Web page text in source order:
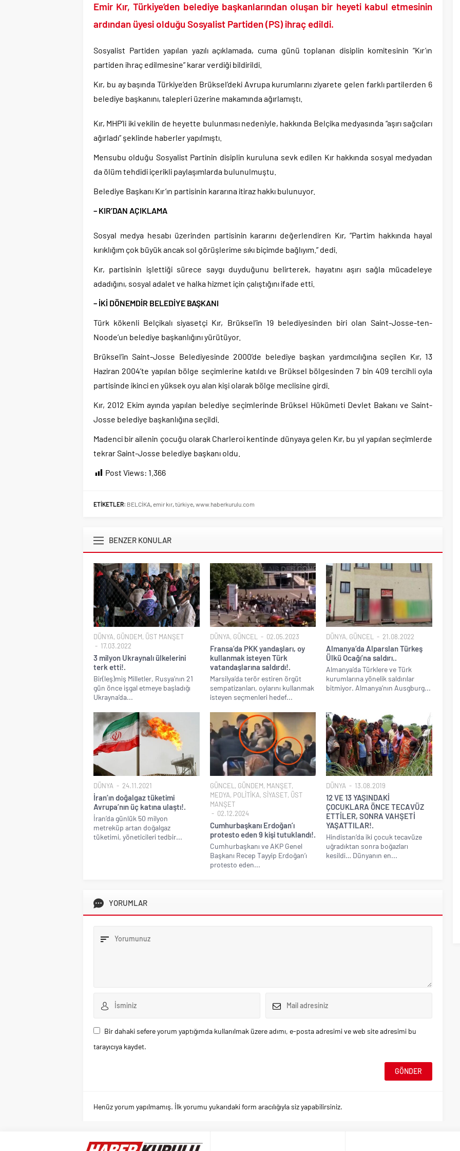
Donald Trump’ın İran saldırılarını durdurma kararını Netanyahu da sosyal medyadan öğrendi..
Günlerdir İran’a tehditler savurarak atıp tutan Trump yine kıvırdı!.
Merkez Bankası’ndan Kripto Varlık Merkezi Kayıt Sistemi’ne onay..
Emir Kır, Türkiye’den belediye başkanlarından oluşan bir heyeti kabul etmesinin
ardından üyesi olduğu Sosyalist Partiden (PS) ihraç edildi.
Sosyalist Partiden yapılan yazılı açıklamada, cuma günü toplanan disiplin komitesinin “Kır’ın
partiden ihraç edilmesine” karar verdiği bildirildi.
Kır, bu ay başında Türkiye’den Brüksel’deki Avrupa kurumlarını ziyarete gelen farklı partilerden 6
belediye başkanını, talepleri üzerine makamında ağırlamıştı.
Kır, MHP’li iki vekilin de heyette bulunması nedeniyle, hakkında Belçika medyasında “aşırı sağcıları
ağırladı” şeklinde haberler yapılmıştı.
Mensubu olduğu Sosyalist Partinin disiplin kuruluna sevk edilen Kır hakkında sosyal medyadan
da ölüm tehdidi içerikli paylaşımlarda bulunulmuştu.
Belediye Başkanı Kır’ın partisinin kararına itiraz hakkı bulunuyor.
– KIR’DAN AÇIKLAMA
Sosyal medya hesabı üzerinden partisinin kararını değerlendiren Kır, “Partim hakkında hayal
kırıklığım çok büyük ancak sol görüşlerime sıkı biçimde bağlıyım.” dedi.
Kır, partisinin işlettiği sürece saygı duyduğunu belirterek, hayatını aşırı sağla mücadeleye
adadığını, sosyal adalet ve halka hizmet için çalıştığını ifade etti.
– İKİ DÖNEMDİR BELEDİYE BAŞKANI
Türk kökenli Belçikalı siyasetçi Kır, Brüksel’in 19 belediyesinden biri olan Saint-Josse-ten-
Noode’un belediye başkanlığını yürütüyor.
Brüksel’in Saint-Josse Belediyesinde 2000’de belediye başkan yardımcılığına seçilen Kır, 13
Haziran 2004’te yapılan bölge seçimlerine katıldı ve Brüksel bölgesinden 7 bin 409 tercihli oyla
partisinde ikinci en yüksek oyu alan kişi olarak bölge meclisine girdi.
Kır, 2012 Ekim ayında yapılan belediye seçimlerinde Brüksel Hükümeti Devlet Bakanı ve Saint-
Josse belediye başkanlığına seçildi.
Madenci bir ailenin çocuğu olarak Charleroi kentinde dünyaya gelen Kır, bu yıl yapılan seçimlerde
tekrar Saint-Josse belediye başkanı oldu.
Post Views: 1.366
ETİKETLER: BELCİKA, emir kır, türkiye, www.haberkurulu.com
BENZER KONULAR
DÜNYA, GÜNDEM, ÜST MANŞET
17.03.2022
3 milyon Ukraynalı ülkelerini
terk etti!.
Bir(leş)miş Milletler, Rusya’nın 21
gün önce işgal etmeye başladığı
Ukrayna’da...
DÜNYA, GÜNCEL 02.05.2023
Fransa’da PKK yandaşları, oy
kullanmak isteyen Türk
vatandaşlarına saldırdı!.
Marsilya’da terör estiren örgüt
sempatizanları, oylarını kullanmak
isteyen seçmenleri hedef...
DÜNYA, GÜNCEL 21.08.2022
Almanya’da Alparslan Türkeş
Ülkü Ocağı’na saldırı..
Almanya’da Türklere ve Türk
kurumlarına yönelik saldırılar
bitmiyor. Almanya’nın Ausgburg...
DÜNYA 24.11.2021
İran’ın doğalgaz tüketimi
Avrupa’nın üç katına ulaştı!.
İran’da günlük 50 milyon
metreküp artan doğalgaz
tüketimi, yöneticileri tedbir...
GÜNCEL , GÜNDEM, MANŞET,
MEDYA, POLİTİKA, SİYASET, ÜST
MANŞET
02.12.2024
Cumhurbaşkanı Erdoğan’ı
protesto eden 9 kişi tutuklandı!.
Cumhurbaşkanı ve AKP Genel
Başkanı Recep Tayyip Erdoğan’ı
protesto eden...
DÜNYA 13.08.2019
12 VE 13 YAŞINDAKİ
ÇOCUKLARA ÖNCE TECAVÜZ
ETTİLER, SONRA VAHŞETİ
YAŞATTILAR!.
Hindistan’da iki çocuk tecavüze
uğradıktan sonra boğazları
kesildi… Dünyanın en...
YORUMLAR
Bir dahaki sefere yorum yaptığımda kullanılmak üzere adımı, e-posta adresimi ve web site adresimi bu
tarayıcıya kaydet.
Henüz yorum yapılmamış. İlk yorumu yukarıdaki form aracılığıyla siz yapabilirsiniz.